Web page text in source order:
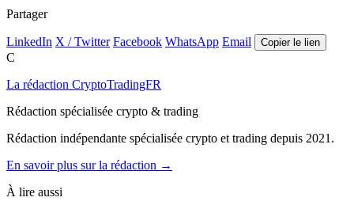
Partager
LinkedIn X / Twitter Facebook WhatsApp Email Copier le lien
C
La rédaction CryptoTradingFR
Rédaction spécialisée crypto & trading
Rédaction indépendante spécialisée crypto et trading depuis 2021.
En savoir plus sur la rédaction →
À lire aussi